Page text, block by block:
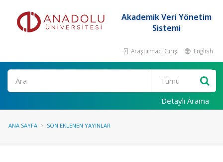
Akademik Veri Yönetim
Sistemi
Araştırmacı Girişi English
Ara
Detaylı Arama
ANA SAYFA SON EKLENEN YAYINLAR